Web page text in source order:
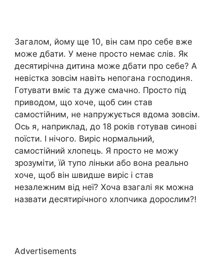
Загалом, йому ще 10, він сам про себе вже
може дбати. У мене просто немає слів. Як
десятирічна дитина може дбати про себе? А
невістка зовсім навіть непогана господиня.
Готувати вміє та дуже смачно. Просто під
приводом, що хоче, щоб син став
самостійним, не напружується вдома зовсім.
Ось я, наприклад, до 18 років готував синові
поїсти. І нічого. Виріс нормальний,
самостійний хлопець. Я просто не можу
зрозуміти, їй тупо ліньки або вона реально
хоче, щоб він швидше виріс і став
незалежним від неї? Хоча взагалі як можна
назвати десятирічного хлопчика дорослим?!
Advertisements